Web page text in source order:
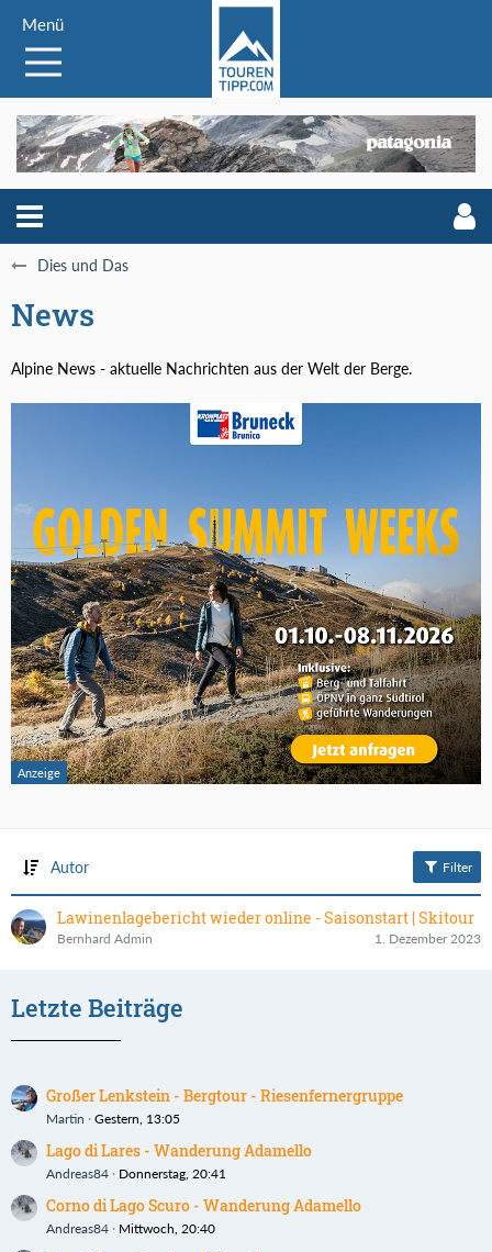
Menü
Dies und Das
News
Alpine News - aktuelle Nachrichten aus der Welt der Berge.
Autor Filter
Lawinenlagebericht wieder online - Saisonstart | Skitour
Bernhard Admin 1. Dezember 2023
Letzte Beiträge
Großer Lenkstein - Bergtour - Riesenfernergruppe
Martin Gestern, 13:05
Lago di Lares - Wanderung Adamello
Andreas84 Donnerstag, 20:41
Corno di Lago Scuro - Wanderung Adamello
Andreas84 Mittwoch, 20:40